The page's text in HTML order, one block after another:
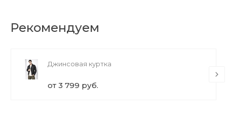
Рекомендуем
Джинсовая куртка
от 3 799 руб.